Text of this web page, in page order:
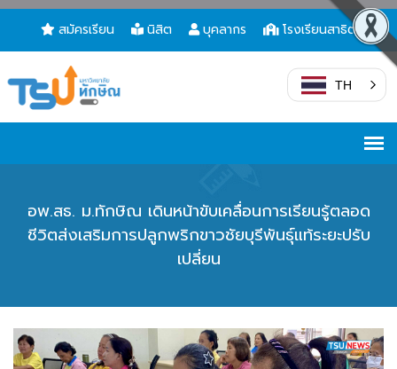
สมัครเรียน นิสิต บุคลากร โรงเรียนสาธิต
TH
อพ.สธ. ม.ทักษิณ เดินหน้าขับเคลื่อนการเรียนรู้ตลอด
ชีวิตส่งเสริมการปลูกพริกขาวชัยบุรีพันธุ์แท้ระยะปรับ
เปลี่ยน